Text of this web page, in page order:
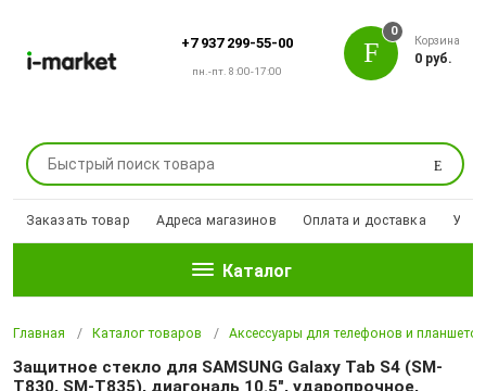
+7 937 299-55-00
пн.-пт. 8:00-17:00
Поиск
0
Корзина
0 руб.
Заказать товар Адреса магазинов Оплата и доставка
Каталог
Главная Каталог товаров Аксессуары для телефонов и планшетов
Защитное стекло для SAMSUNG Galaxy Tab S4 (SM-
T830, SM-T835), диагональ 10.5", ударопрочное,